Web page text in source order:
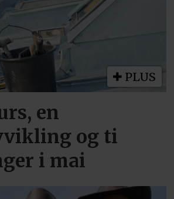
PLUS
en
og ti
i mai